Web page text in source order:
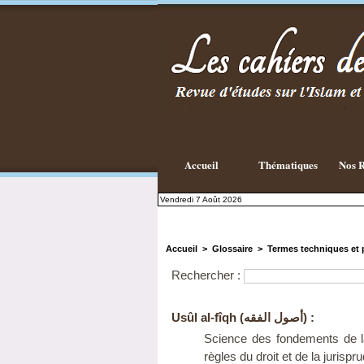
Accueil Thématiques Nos
Vendredi 7 Août 2026
Accueil > Glossaire > Termes techniques et
Rechercher :
Usûl al-fîqh (أصول الفقه) :
Science des fondements
règles du droit et de la